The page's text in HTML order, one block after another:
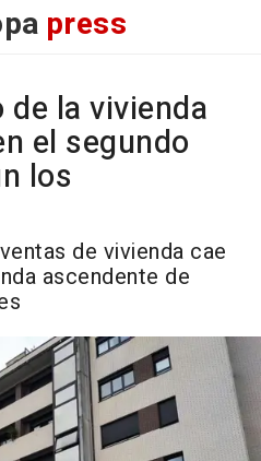
press
la vivienda
el segundo
los
de vivienda cae
ascendente de